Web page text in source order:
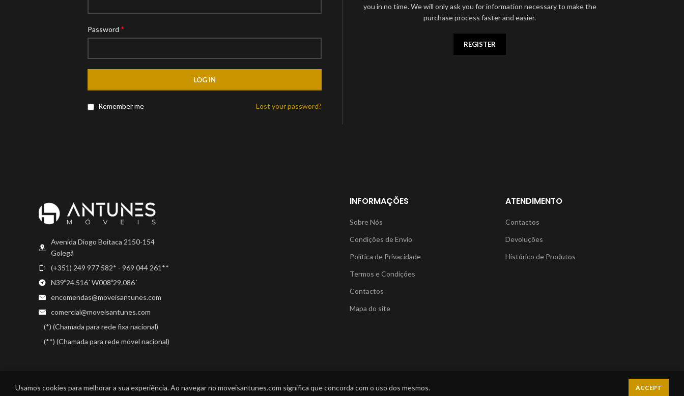
Password *
LOG IN
Lost your password?
Remember me
you in no time. We will only ask you for information necessary to make the
purchase process faster and easier.
REGISTER
Avenida Diogo Boitaca 2150-154
Golegã
(+351) 249 977 582* - 969 044 261**
N39º24.516´ W008º29.086´
encomendas@moveisantunes.com
comercial@moveisantunes.com
(*) (Chamada para rede fixa nacional)
(**) (Chamada para rede móvel nacional)
INFORMAÇÕES
Sobre Nós
Condições de Envio
Política de Privacidade
Termos e Condições
Contactos
Mapa do site
ATENDIMENTO
Contactos
Devoluções
Histórico de Produtos
MÓVEIS ANTUNES 2022 CRIADO PORROOT4IT . AGÊNCIA CRIATIVA .
Usamos cookies para melhorar a sua experiência. Ao navegar no moveisantunes.com significa que concorda com o uso dos mesmos. ACCEPT